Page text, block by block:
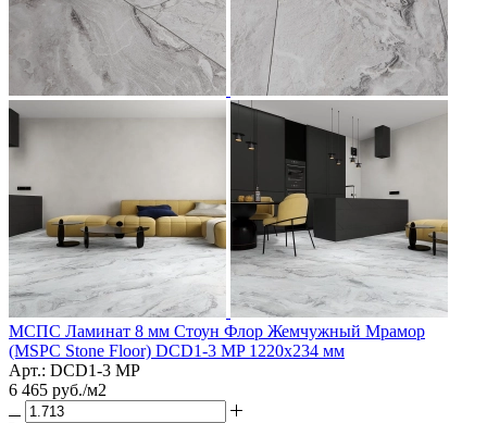
МСПС Ламинат 8 мм Стоун Флор Жемчужный Мрамор
(MSPC Stone Floor) DCD1-3 MP 1220х234 мм
Арт.: DCD1-3 MP
6 465 руб./м2